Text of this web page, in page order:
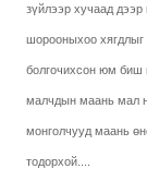
зүйлээр хучаад дээр
шорооныхоо хягдлыг
болгочихсон юм биш
малчдын маань мал
монголчууд маань
тодорхой....